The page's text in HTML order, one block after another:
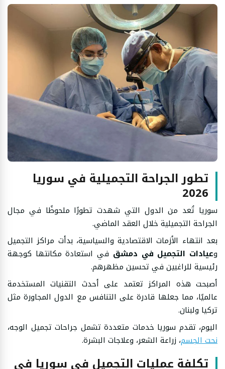
تطور الجراحة التجميلية في سوريا
2026
سوريا تُعد من الدول التي شهدت تطورًا ملحوظًا في مجال
الجراحة التجميلية خلال العقد الماضي.
بعد انتهاء الأزمات الاقتصادية والسياسية، بدأت مراكز التجميل
وعيادات التجميل في دمشق في استعادة مكانتها كوجهة
رئيسية للراغبين في تحسين مظهرهم.
أصبحت هذه المراكز تعتمد على أحدث التقنيات المستخدمة
عالميًا، مما جعلها قادرة على التنافس مع الدول المجاورة مثل
تركيا ولبنان.
اليوم، تقدم سوريا خدمات متعددة تشمل جراحات تجميل الوجه،
نحت الجسم، زراعة الشعر، وعلاجات البشرة.
تكلفة عمليات التجميل في سوريا في